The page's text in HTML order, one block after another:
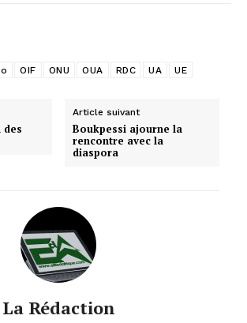
OIF ONU OUA RDC UA UE
Article suivant
Boukpessi ajourne la
rencontre avec la
diaspora
La Rédaction